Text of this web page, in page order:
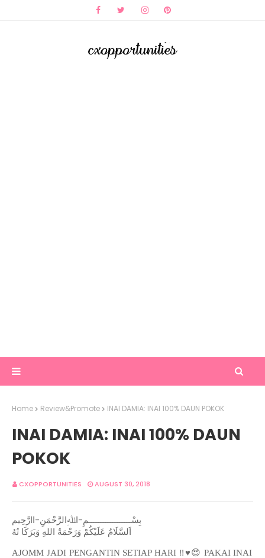
Home Review&Promote INAI DAMIA: INAI 100% DAUN POKOK
INAI DAMIA: INAI 100% DAUN
POKOK
CXOPPORTUNITIES AUGUST 30, 2018
بِسْــــــــــــــــــمِ-اﷲِالرَّحْمَنِ-اارَّحِيم
اَلسَّلَامُ عَلَيْكُمْ وَرَحْمَةُ اللهِ وَبَرَكَا تُهُ
AJOMM JADI PENGANTIN SETIAP HARI ‼️♥️😍 PAKAI INAI